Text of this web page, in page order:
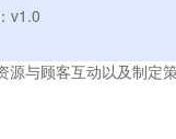
v1.0
与顾客互动以及制定